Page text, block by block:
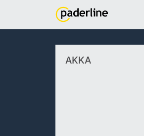
AKKA